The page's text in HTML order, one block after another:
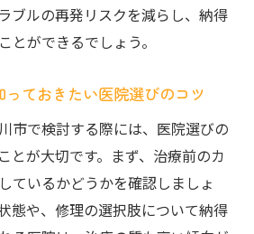
ブルの再発リスクを減らし、納得
とができるでしょう。
ておきたい医院選びのコツ
市で検討する際には、医院選びの
とが大切です。まず、治療前のカ
ているかどうかを確認しましょ
態や、修理の選択肢について納得